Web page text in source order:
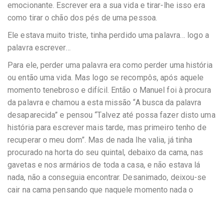
emocionante. Escrever era a sua vida e tirar-lhe isso era
como tirar o chão dos pés de uma pessoa.
Ele estava muito triste, tinha perdido uma palavra… logo a
palavra escrever…
Para ele, perder uma palavra era como perder uma história
ou então uma vida. Mas logo se recompôs, após aquele
momento tenebroso e difícil. Então o Manuel foi à procura
da palavra e chamou a esta missão “A busca da palavra
desaparecida” e pensou “Talvez até possa fazer disto uma
história para escrever mais tarde, mas primeiro tenho de
recuperar o meu dom”. Mas de nada lhe valia, já tinha
procurado na horta do seu quintal, debaixo da cama, nas
gavetas e nos armários de toda a casa, e não estava lá
nada, não a conseguia encontrar. Desanimado, deixou-se
cair na cama pensando que naquele momento nada o